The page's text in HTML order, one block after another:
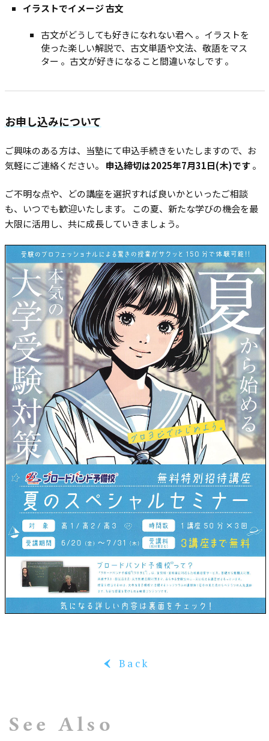
イラストでイメージ 古文
古文がどうしても好きになれない君へ 。イラストを
使った楽しい解説で、古文単語や文法、敬語をマス
ター 。古文が好きになること間違いなしです 。
お申し込みについて
ご興味のある方は、当塾にて申込手続きをいたしますので、お
気軽にご連絡ください。 申込締切は2025年7月31日(木)です。
ご不明な点や、どの講座を選択すれば良いかといったご相談
も、いつでも歓迎いたします。 この夏、新たな学びの機会を最
大限に活用し、共に成長していきましょう。
‹ Back
See Also